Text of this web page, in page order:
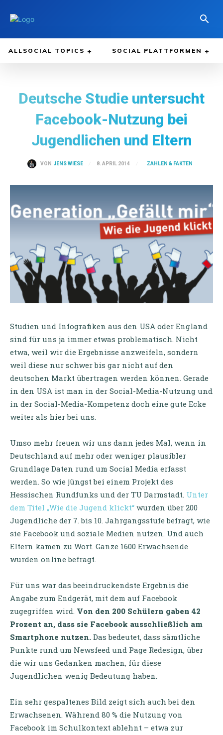
ALLSOCIAL TOPICS SOCIAL PLATTFORMEN
Deutsche Studie untersucht
Facebook-Nutzung bei
Jugendlichen und Eltern
VON JENS WIESE 8. APRIL 2014 ZAHLEN & FAKTEN
Studien und Infografiken aus den USA oder England
sind für uns ja immer etwas problematisch. Nicht
etwa, weil wir die Ergebnisse anzweifeln, sondern
weil diese nur schwer bis gar nicht auf den
deutschen Markt übertragen werden können. Gerade
in den USA ist man in der Social-Media-Nutzung und
in der Social-Media-Kompetenz doch eine gute Ecke
weiter als hier bei uns.
Umso mehr freuen wir uns dann jedes Mal, wenn in
Deutschland auf mehr oder weniger plausibler
Grundlage Daten rund um Social Media erfasst
werden. So wie jüngst bei einem Projekt des
Hessischen Rundfunks und der TU Darmstadt. Unter
dem Titel „Wie die Jugend klickt“ wurden über 200
Jugendliche der 7. bis 10. Jahrgangsstufe befragt, wie
sie Facebook und soziale Medien nutzen. Und auch
Eltern kamen zu Wort. Ganze 1600 Erwachsende
wurden online befragt.
Für uns war das beeindruckendste Ergebnis die
Angabe zum Endgerät, mit dem auf Facebook
zugegriffen wird. Von den 200 Schülern gaben 42
Prozent an, dass sie Facebook ausschließlich am
Smartphone nutzen. Das bedeutet, dass sämtliche
Punkte rund um Newsfeed und Page Redesign, über
die wir uns Gedanken machen, für diese
Jugendlichen wenig Bedeutung haben.
Ein sehr gespaltenes Bild zeigt sich auch bei den
Erwachsenen. Während 80 % die Nutzung von
Facebook im Schulkontext ablehnt – etwa zur